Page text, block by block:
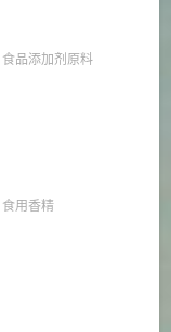
食品添加剂原料
食用香精